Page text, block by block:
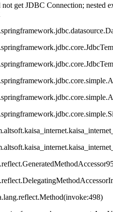
not get JDBC Connection; nested